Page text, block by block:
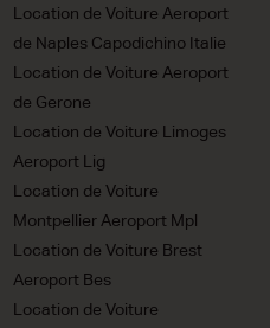
Location de Voiture Aeroport
de Naples Capodichino Italie
Location de Voiture Aeroport
de Gerone
Location de Voiture Limoges
Aeroport Lig
Location de Voiture
Montpellier Aeroport Mpl
Location de Voiture Brest
Aeroport Bes
Location de Voiture